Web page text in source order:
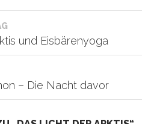
und Eisbärenyoga
– Die Nacht davor